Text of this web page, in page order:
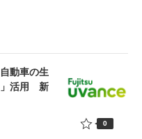
動車の生
」活用 新
0